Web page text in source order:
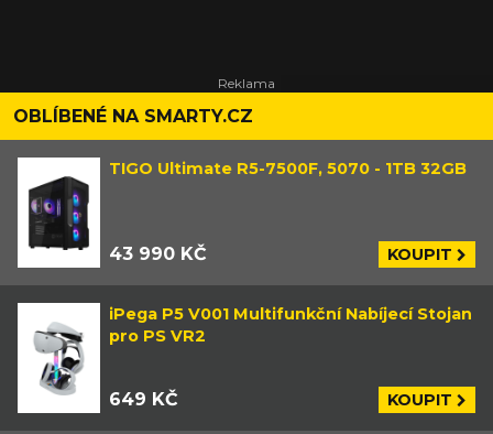
OBLÍBENÉ NA SMARTY.CZ
TIGO Ultimate R5-7500F, 5070 - 1TB 32GB
43 990 KČ KOUPIT
iPega P5 V001 Multifunkční Nabíjecí Stojan
pro PS VR2
649 KČ KOUPIT